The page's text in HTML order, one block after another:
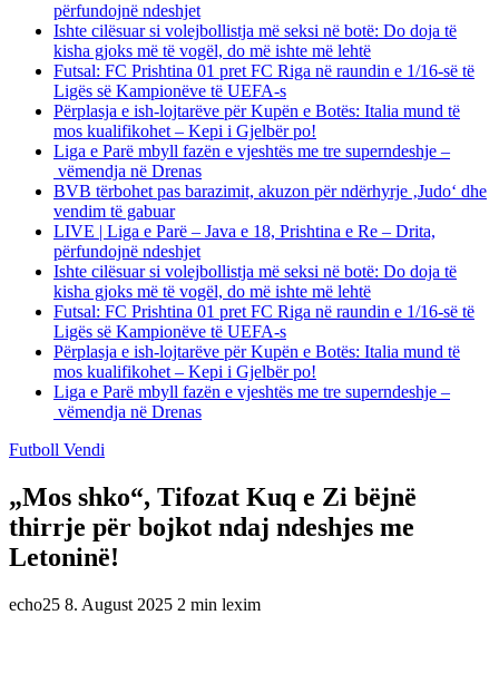
përfundojnë ndeshjet
Ishte cilësuar si volejbollistja më seksi në botë: Do doja të
kisha gjoks më të vogël, do më ishte më lehtë
Futsal: FC Prishtina 01 pret FC Riga në raundin e 1/16-së të
Ligës së Kampionëve të UEFA-s
Përplasja e ish-lojtarëve për Kupën e Botës: Italia mund të
mos kualifikohet – Kepi i Gjelbër po!
Liga e Parë mbyll fazën e vjeshtës me tre superndeshje –
vëmendja në Drenas
BVB tërbohet pas barazimit, akuzon për ndërhyrje ‚Judo‘ dhe
vendim të gabuar
LIVE | Liga e Parë – Java e 18, Prishtina e Re – Drita,
përfundojnë ndeshjet
Ishte cilësuar si volejbollistja më seksi në botë: Do doja të
kisha gjoks më të vogël, do më ishte më lehtë
Futsal: FC Prishtina 01 pret FC Riga në raundin e 1/16-së të
Ligës së Kampionëve të UEFA-s
Përplasja e ish-lojtarëve për Kupën e Botës: Italia mund të
mos kualifikohet – Kepi i Gjelbër po!
Liga e Parë mbyll fazën e vjeshtës me tre superndeshje –
vëmendja në Drenas
Futboll Vendi
„Mos shko“, Tifozat Kuq e Zi bëjnë
thirrje për bojkot ndaj ndeshjes me
Letoninë!
echo25 8. August 2025 2 min lexim